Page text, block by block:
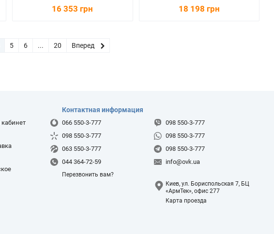
16 353 грн 18 198 грн
5 6 ... 20 Вперед
Контактная информация
066 550-3-777
098 550-3-777
063 550-3-777
044 364-72-59
Перезвонить вам?
098 550-3-777
098 550-3-777
098 550-3-777
info@ovk.ua
Киев, ул. Бориспольская 7, БЦ
«АрмТек», офис 277
Карта проезда